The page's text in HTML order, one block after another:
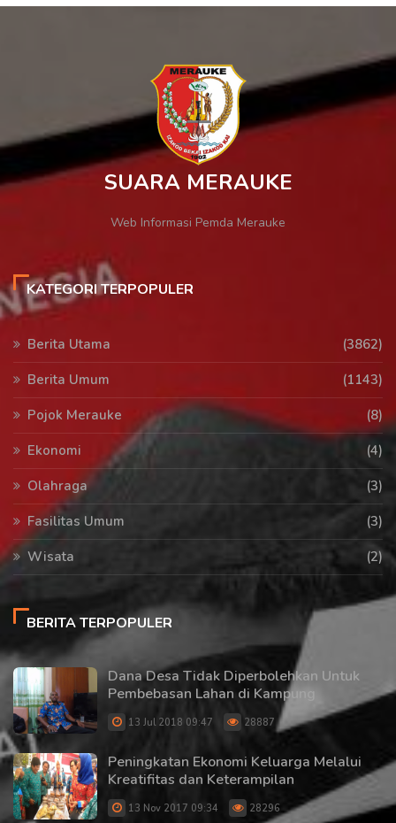
SUARA MERAUKE
Web Informasi Pemda Merauke
KATEGORI TERPOPULER
Berita Utama
(3862)
Berita Umum
(1143)
Pojok Merauke
(8)
Ekonomi
(4)
Olahraga
(3)
Fasilitas Umum
(3)
Wisata
(2)
BERITA TERPOPULER
Dana Desa Tidak Diperbolehkan Untuk
Pembebasan Lahan di Kampung
13 Jul 2018 09:47 28887
Peningkatan Ekonomi Keluarga Melalui
Kreatifitas dan Keterampilan
13 Nov 2017 09:34 28296